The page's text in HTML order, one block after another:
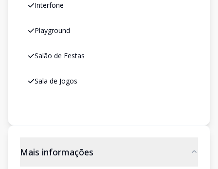
Interfone
Playground
Salão de Festas
Sala de Jogos
Mais informações